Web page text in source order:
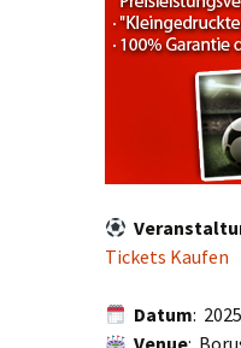
Tickets Kaufen
Datum:
Venue: